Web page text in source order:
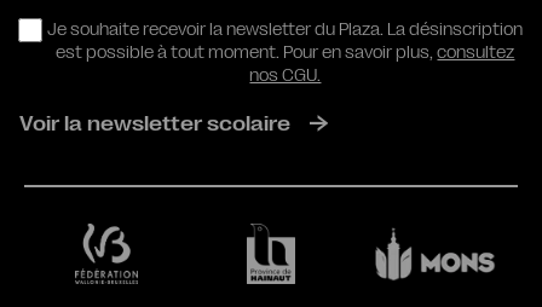
RGPD
Je souhaite recevoir la newsletter du Plaza. La désinscription
est possible à tout moment. Pour en savoir plus,consultez
nos CGU.
Voir la newsletter scolaire